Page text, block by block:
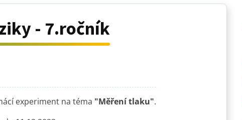
- 7.ročník
experiment na téma "Měření tlaku".